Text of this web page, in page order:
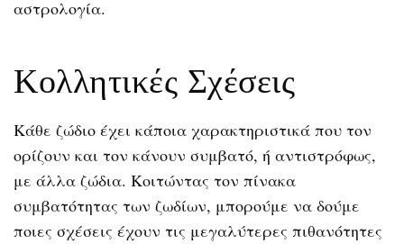
αστρολογία.
Κολλητικές Σχέσεις
Κάθε ζώδιο έχει κάποια χαρακτηριστικά που τον
ορίζουν και τον κάνουν συμβατό, ή αντιστρόφως,
με άλλα ζώδια. Κοιτώντας τον πίνακα
συμβατότητας των ζωδίων, μπορούμε να δούμε
ποιες σχέσεις έχουν τις μεγαλύτερες πιθανότητες